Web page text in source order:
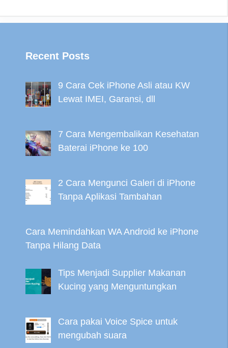
Recent Posts
9 Cara Cek iPhone Asli atau KW
Lewat IMEI, Garansi, dll
7 Cara Mengembalikan Kesehatan
Baterai iPhone ke 100
2 Cara Mengunci Galeri di iPhone
Tanpa Aplikasi Tambahan
Cara Memindahkan WA Android ke iPhone
Tanpa Hilang Data
Tips Menjadi Supplier Makanan
Kucing yang Menguntungkan
Cara pakai Voice Spice untuk
mengubah suara